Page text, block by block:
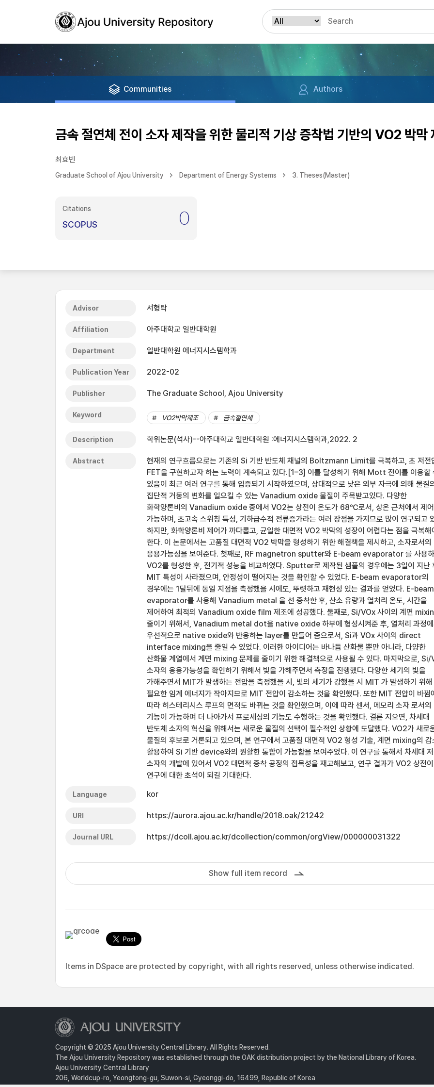
Communities Authors
금속 절연체 전이 소자 제작을 위한 물리적 기상 증착법 기반의 VO2 박막
최효빈
Graduate School of Ajou University Department of Energy Systems 3. Theses(Master)
Citations
SCOPUS 0
Advisor 서형탁
Affiliation 아주대학교 일반대학원
Department 일반대학원 에너지시스템학과
Publication Year 2022-02
Publisher The Graduate School, Ajou University
Keyword VO2박막제조 금속절연체
Description 학위논문(석사)--아주대학교 일반대학원 :에너지시스템학과,2022. 2
Abstract
현재의 연구흐름으로는 기존의 Si 기반 반도체 채널의 Boltzmann Limit를 극복하고, 초 저전
FET을 구현하고자 하는 노력이 계속되고 있다.[1–3] 이를 달성하기 위해 Mott 전이를 이용할
있음이 최근 여러 연구를 통해 입증되기 시작하였으며, 상대적으로 낮은 외부 자극에 의해 물질의
집단적 거동의 변화를 일으킬 수 있는 Vanadium oxide 물질이 주목받고있다. 다양한
화학양론비의 Vanadium oxide 중에서 VO2는 상전이 온도가 68℃로서, 상온 근처에서 제
가능하며, 초고속 스위칭 특성, 기하급수적 전류증가라는 여러 장점을 가지므로 많이 연구되고
하지만, 화학양론비 제어가 까다롭고, 균일한 대면적 VO2 박막의 성장이 어렵다는 점을 극복해
한다. 이 논문에서는 고품질 대면적 VO2 박막을 형성하기 위한 해결책을 제시하고, 소자로서의
응용가능성을 보여준다. 첫째로, RF magnetron sputter와 E-beam evaporator 를 사용하
VO2를 형성한 후, 전기적 성능을 비교하였다. Sputter로 제작된 샘플의 경우에는 3일이 지난
MIT 특성이 사라졌으며, 안정성이 떨어지는 것을 확인할 수 있었다. E-beam evaporator의
경우에는 1달뒤에 동일 지점을 측정했을 시에도, 뚜렷하고 재현성 있는 결과를 얻었다. E-beam
evaporator를 사용해 Vanadium metal 을 선 증착한 후, 산소 유량과 열처리 온도, 시간을
제어하여 최적의 Vanadium oxide film 제조에 성공했다. 둘째로, Si/VOx 사이의 계면
줄이기 위해서, Vanadium metal dot을 native oxide 하부에 형성시켜준 후, 열처리 과정에
우선적으로 native oxide와 반응하는 layer를 만들어 줌으로서, Si과 VOx 사이의 direct
interface mixing을 줄일 수 있었다. 이러한 아이디어는 바나듐 산화물 뿐만 아니라, 다양한
산화물 계열에서 계면 mixing 문제를 줄이기 위한 해결책으로 사용될 수 있다. 마지막으로, Si/
소자의 응용가능성을 확인하기 위해서 빛을 가해주면서 측정을 진행했다. 다양한 세기의 빛을
가해주면서 MIT가 발생하는 전압을 측정했을 시, 빛의 세기가 강했을 시 MIT 가 발생하기 위해
필요한 임계 에너지가 작아지므로 MIT 전압이 감소하는 것을 확인했다. 또한 MIT 전압이 바뀜
따라 히스테리시스 루프의 면적도 바뀌는 것을 확인했으며, 이에 따라 센서, 메모리 소자 로서의
기능이 가능하며 더 나아가서 프로세싱의 기능도 수행하는 것을 확인했다. 결론 지으면, 차세대
반도체 소자의 혁신을 위해서는 새로운 물질의 선택이 필수적인 상황에 도달했다. VO2가 새로
물질의 후보로 거론되고 있으며, 본 연구에서 고품질 대면적 VO2 형성 기술, 계면 mixing의 감
활용하여 Si 기반 device와의 원활한 통합이 가능함을 보여주었다. 이 연구를 통해서 차세대
소자의 개발에 있어서 VO2 대면적 증착 공정의 접목성을 재고해보고, 연구 결과가 VO2 상전이
연구에 대한 초석이 되길 기대한다.
Language kor
URI https://aurora.ajou.ac.kr/handle/2018.oak/21242
Journal URL https://dcoll.ajou.ac.kr/dcollection/common/orgView/000000031322
Show full item record
Items in DSpace are protected by copyright, with all rights reserved, unless otherwise indicated.
Copyright © 2025 Ajou University Central Library. All Rights Reserved.
The Ajou University Repository was established through the OAK distribution project by the National Library of Korea.
Ajou University Central Library
206, Worldcup-ro, Yeongtong-gu, Suwon-si, Gyeonggi-do, 16499, Republic of Korea